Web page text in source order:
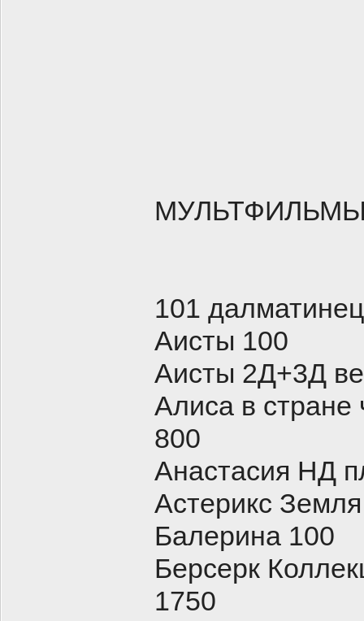
101
Аисты 100
Аисты 2Д+3Д
Алиса в
800
Анастасия НД
Астерикс
Балерина 100
Берсерк
1750